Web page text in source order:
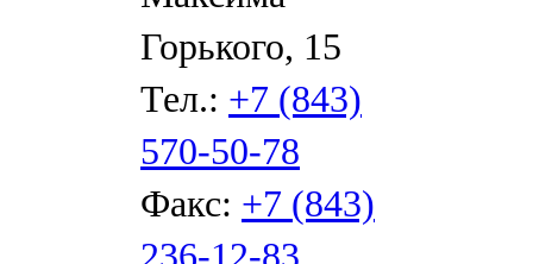
Горького, 15
Тел.: +7 (843)
570-50-78
Факс: +7 (843)